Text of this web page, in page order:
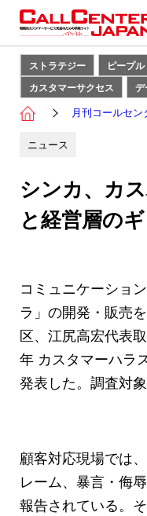
ストラテジー ピープル
カスタマーサクセス
デ
月刊コールセ
ニュース
シンカ、カ
と経営層の
コミュニケーショ
ラ」の開発・販売
区、江尻高宏代表
年 カスタマーハラ
発表した。調査対
顧客対応現場では
レーム、暴言・侮
報告されている。